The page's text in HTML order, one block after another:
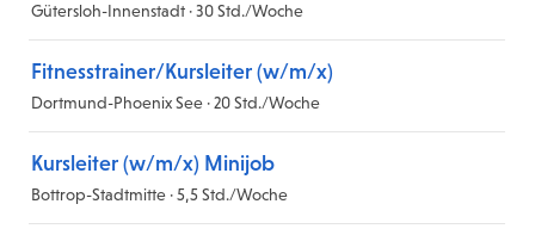
Gütersloh-Innenstadt · 30 Std./Woche
Fitnesstrainer/Kursleiter (w/m/x)
Dortmund-Phoenix See · 20 Std./Woche
Kursleiter (w/m/x) Minijob
Bottrop-Stadtmitte · 5,5 Std./Woche